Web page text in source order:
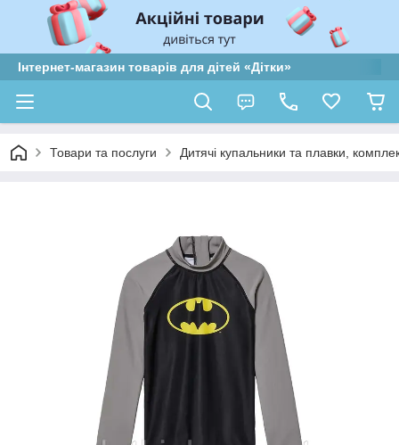
Інтернет-магазин товарів для дітей «Дітки»
Товари та послуги Дитячі купальники та плавки,